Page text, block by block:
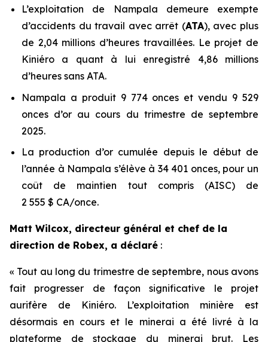
L’exploitation de Nampala demeure exempte
d’accidents du travail avec arrêt (ATA), avec plus
de 2,04 millions d’heures travaillées. Le projet de
Kiniéro a quant à lui enregistré 4,86 millions
d’heures sans ATA.
Nampala a produit 9 774 onces et vendu 9 529
onces d’or au cours du trimestre de septembre
2025.
La production d’or cumulée depuis le début de
l’année à Nampala s’élève à 34 401 onces, pour un
coût de maintien tout compris (AISC) de
2 555 $ CA/once.
Matt Wilcox, directeur général et chef de la
direction de Robex, a déclaré :
« Tout au long du trimestre de septembre, nous avons
fait progresser de façon significative le projet
aurifère de Kiniéro. L’exploitation minière est
désormais en cours et le minerai a été livré à la
plateforme de stockage du minerai brut. Les